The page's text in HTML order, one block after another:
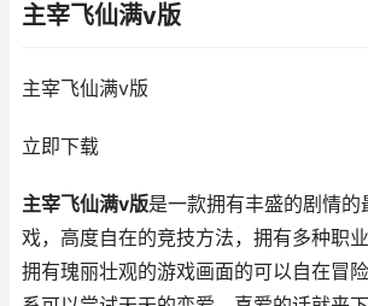
主宰飞仙满v版
主宰飞仙满v版
立即下载
主宰飞仙满v版是一款拥有丰盛的剧情的
戏，高度自在的竞技方法，拥有多种职业
拥有瑰丽壮观的游戏画面的可以自在冒